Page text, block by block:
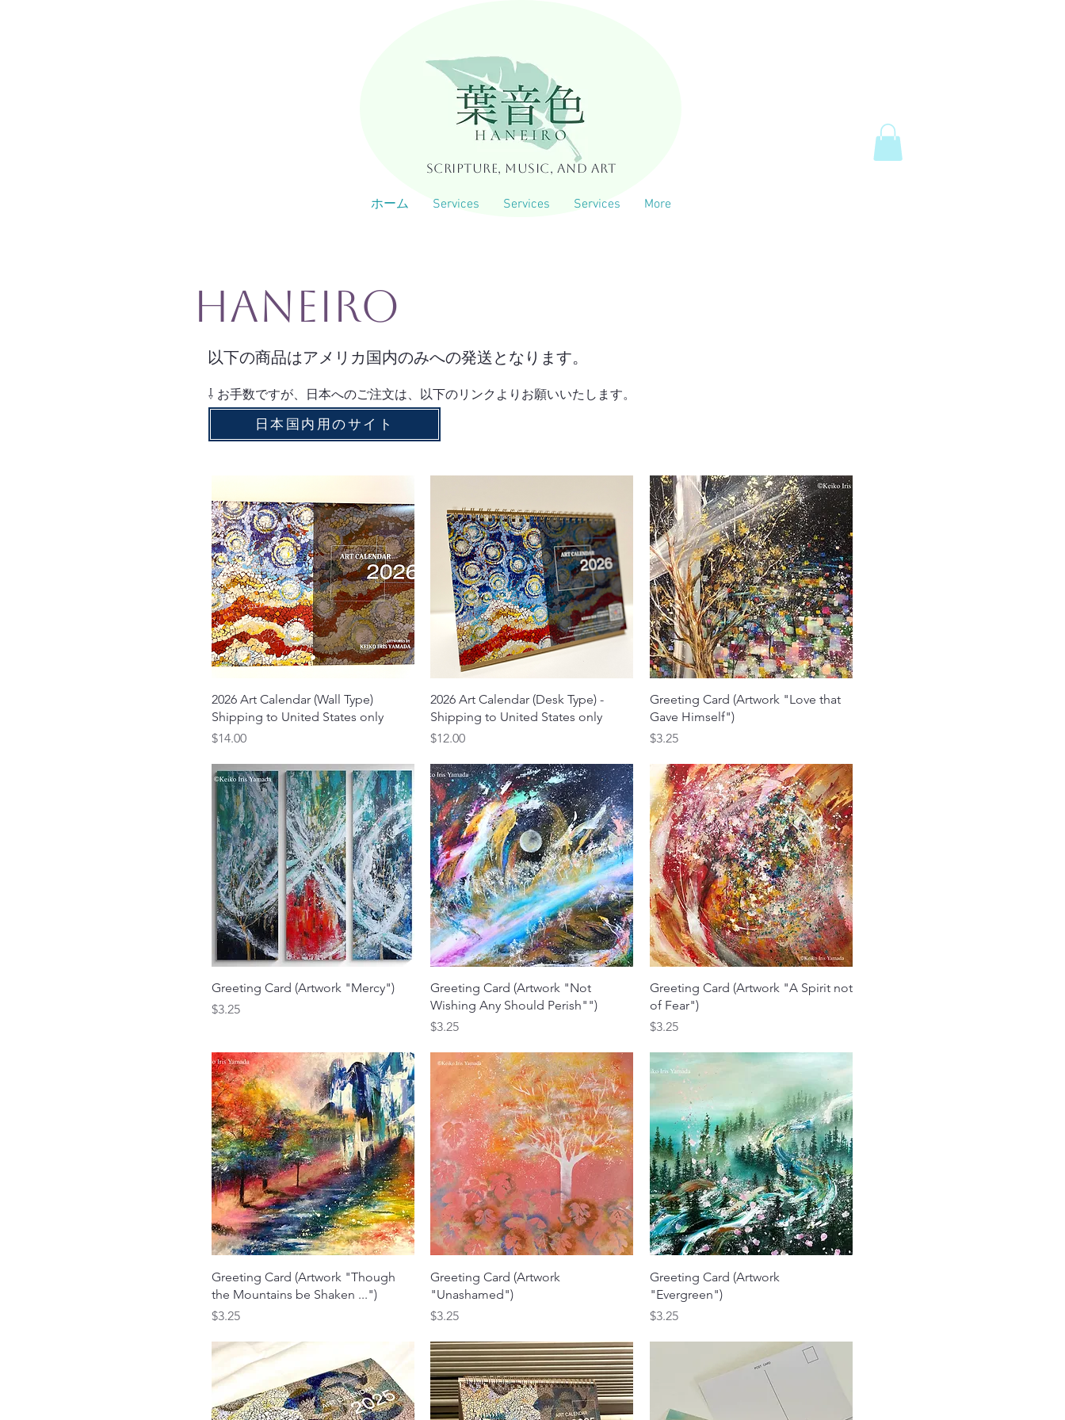
Scripture, Music, and Art
ホーム Services Services Services More
haneiro
以下の商品はアメリカ国内のみへの発送となります。
⇩ お手数ですが、日本へのご注文は、以下のリンクよりお願いいたします。
日本国内用のサイト
クイックビュー
2026 Art Calendar (Wall Type)
Shipping to United States only
価格
$14.00
クイックビュー
2026 Art Calendar (Desk Type) -
Shipping to United States only
価格
$12.00
クイックビュー
Greeting Card (Artwork "Love that
Gave Himself")
価格
$3.25
クイックビュー
Greeting Card (Artwork "Mercy")
価格
$3.25
クイックビュー
Greeting Card (Artwork "Not
Wishing Any Should Perish"")
価格
$3.25
クイックビュー
Greeting Card (Artwork "A Spirit not
of Fear")
価格
$3.25
クイックビュー
Greeting Card (Artwork "Though
the Mountains be Shaken ...")
価格
$3.25
クイックビュー
Greeting Card (Artwork
"Unashamed")
価格
$3.25
クイックビュー
Greeting Card (Artwork
"Evergreen")
価格
$3.25